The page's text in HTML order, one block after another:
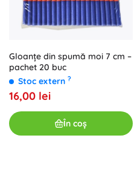
Gloanțe din spumă moi 7 cm –
pachet 20 buc
Stoc extern ?
16,00 lei
În coș